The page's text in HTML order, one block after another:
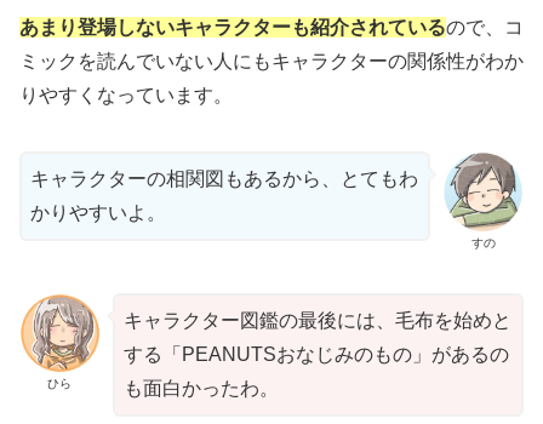
あまり登場しないキャラクターも紹介されているので、コ
ミックを読んでいない人にもキャラクターの関係性がわか
りやすくなっています。
すの
キャラクターの相関図もあるから、とてもわ
かりやすいよ。
ひら
キャラクター図鑑の最後には、毛布を始めと
する「PEANUTSおなじみのもの」があるの
も面白かったわ。